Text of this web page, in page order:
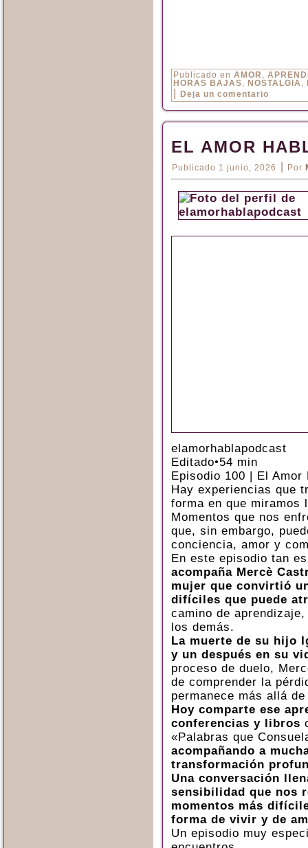
Publicado en AMOR ,
HORAS BAJAS, NOSTALGIA ,
Deja un comentario
EL AMOR
Publicado 1 junio, 2026 Por
elamorhablapodcast
Editado•54 min
Episodio 100 | El Amor
Hay experiencias que
forma en que miramos
Momentos que nos
que, sin embargo,
conciencia, amor y
En este episodio tan
acompaña Mercè
mujer que convirtió
difíciles que puede
camino de
los demás.
La muerte de su hijo
y un después en su
proceso de duelo,
de comprender la
permanece más allá
Hoy comparte ese
conferencias y libros
«Palabras que
acompañando a
transformación
Una conversación
sensibilidad que nos
momentos más
forma de vivir y de
Un episodio muy